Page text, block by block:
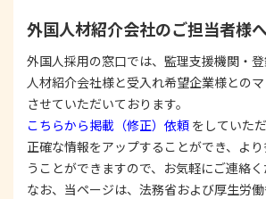
する際は、本人が同意を与えた利用
で、適法にこれを行います。
2. 安全対策の実施について
個人情報の正確性およびその利用の安
るため、情報セキュリティ対策を始
置を構築し、個人情報への不正アク
の漏洩、滅失または毀損等の的確な防
ティの是正に努めます。
外国人材紹介会社のご担当者様
外国人採用の窓口では、監理支援機関・
人材紹介会社様と受入れ希望企業様との
させていただいております。
こちらから掲載（修正）依頼 をしていた
正確な情報をアップすることができ、よ
うことができますので、お気軽にご連絡く
なお、当ページは、法務省および厚生労